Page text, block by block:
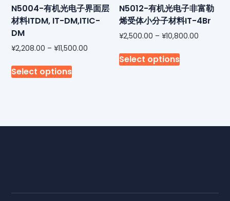
N5004-有机光电子界面层
材料ITDM, IT-DM,ITIC-
DM
¥2,208.00 – ¥11,500.00
Select options
N5012-有机光电子非富勒
烯受体小分子材料IT-4Br
¥2,500.00 – ¥10,800.00
Select options